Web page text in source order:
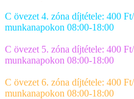
C övezet 4. zóna díjtétele: 400
munkanapokon 08:00-18:00
C övezet 5. zóna díjtétele: 400
munkanapokon 08:00-18:00
C övezet 6. zóna díjtétele: 400
munkanapokon 08:00-18:00